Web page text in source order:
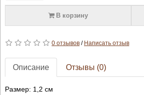
В корзину
0 отзывов/ Написать отзыв
Описание Отзывы (0)
Размер: 1,2 см